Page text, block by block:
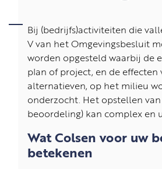
Bij (bedrijfs)activiteiten die
V van het Omgevingsbesluit
worden opgesteld waarbij de
plan of project, en de effecten
alternatieven, op het milieu
onderzocht. Het opstellen van
beoordeling) kan complex en
Wat Colsen voor uw
betekenen